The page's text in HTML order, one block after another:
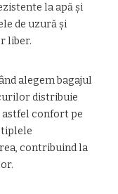
la apă și
de uzură și
liber.
alegem bagajul
distribuie
confort pe
contribuind la